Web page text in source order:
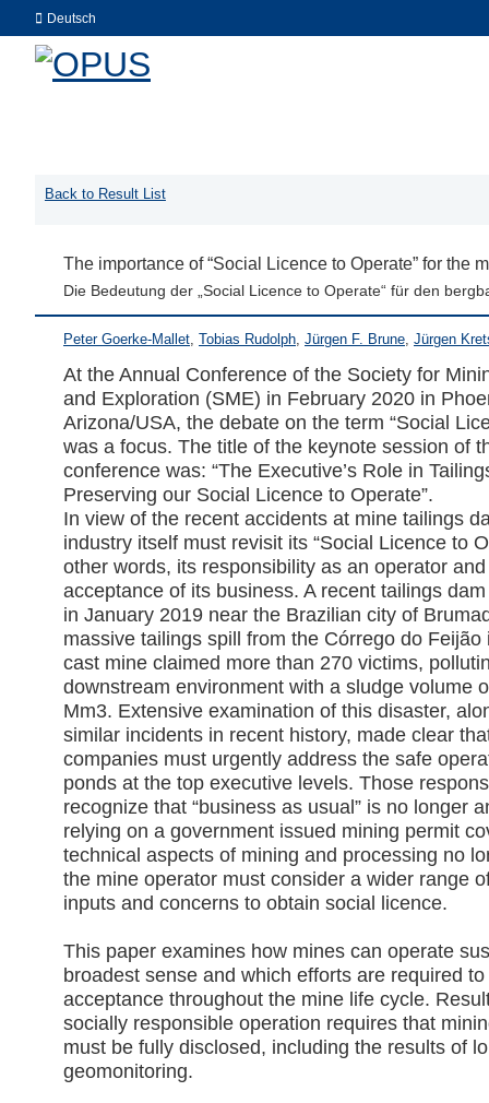
Deutsch
Back to Result List
The importance of “Social Licence to Operate” for the
Die Bedeutung der „Social Licence to Operate“ für den
Peter Goerke-Mallet, Tobias Rudolph, Jürgen F. Brune, Jürgen
At the Annual Conference of the Society for
and Exploration (SME) in February 2020 in
Arizona/USA, the debate on the term “Social
was a focus. The title of the keynote session of
conference was: “The Executive’s Role in
Preserving our Social Licence to Operate”.
In view of the recent accidents at mine tailings
industry itself must revisit its “Social Licence to
other words, its responsibility as an operator
acceptance of its business. A recent tailings
in January 2019 near the Brazilian city of
massive tailings spill from the Córrego do Feijão
cast mine claimed more than 270 victims,
downstream environment with a sludge volume
Mm3. Extensive examination of this disaster,
similar incidents in recent history, made clear
companies must urgently address the safe
ponds at the top executive levels. Those
recognize that “business as usual” is no longer
relying on a government issued mining permit
technical aspects of mining and processing no
the mine operator must consider a wider range
inputs and concerns to obtain social licence.
This paper examines how mines can operate
broadest sense and which efforts are required
acceptance throughout the mine life cycle.
socially responsible operation requires that
must be fully disclosed, including the results of
geomonitoring.